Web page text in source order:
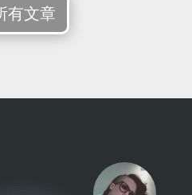
有文章